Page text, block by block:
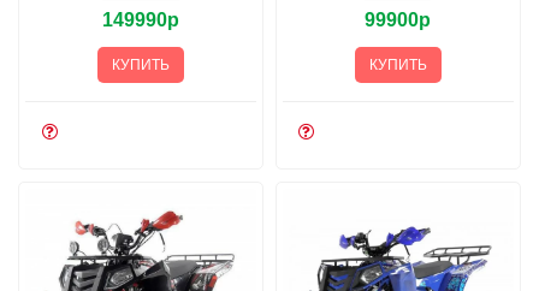
149990р
КУПИТЬ
99900р
КУПИТЬ